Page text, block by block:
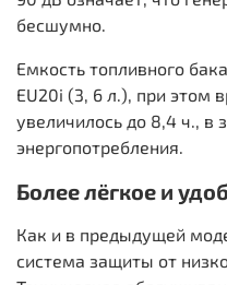
бесшумно.
Емкость топливного
EU20i (3, 6 л.), при этом
увеличилось до 8,4 ч., в
энергопотребления.
Более лёгкое и
Как и в предыдущей
система защиты от